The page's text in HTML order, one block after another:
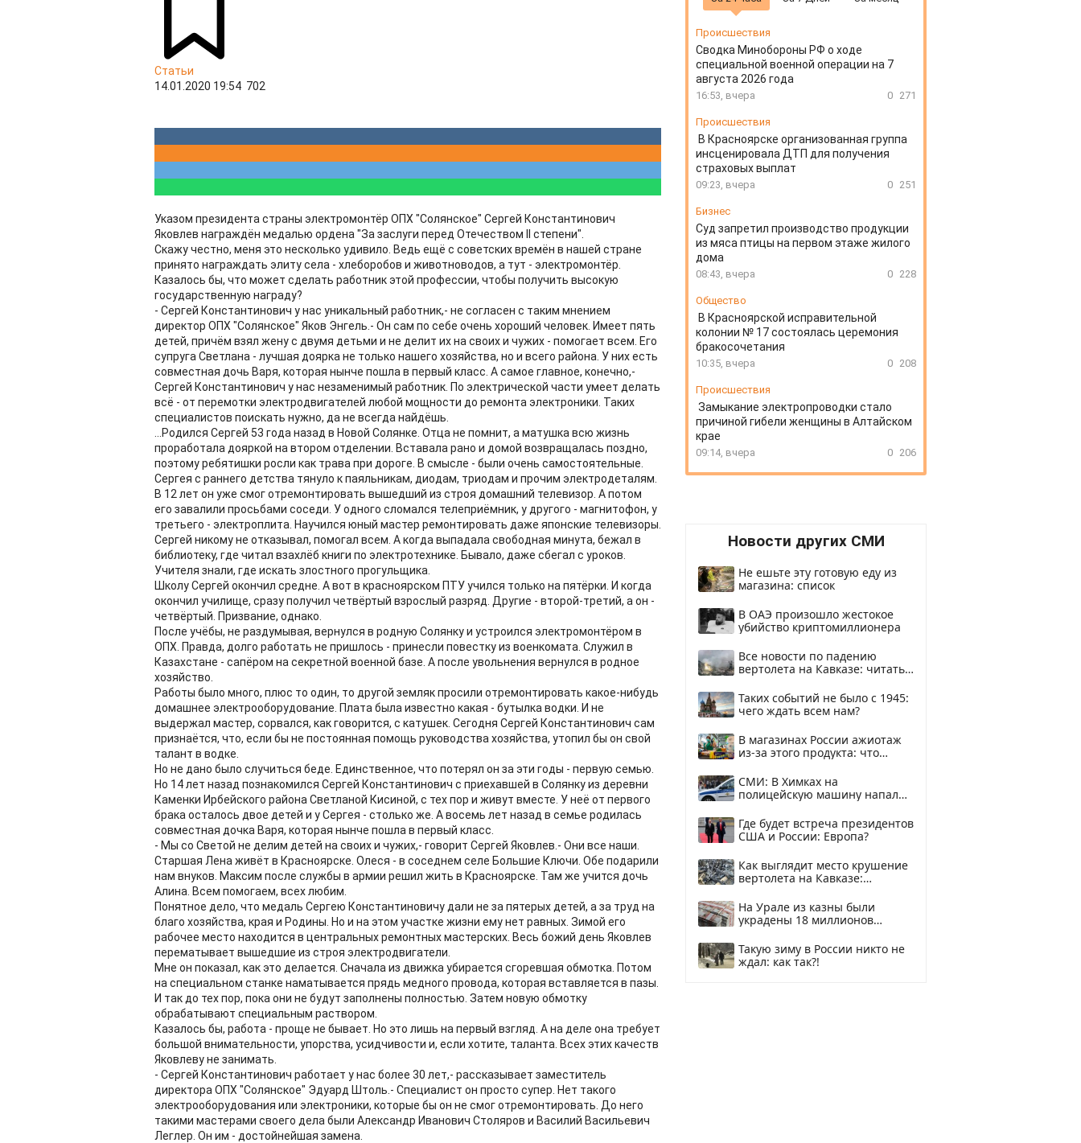
Статьи
14.01.2020 19:54 702
Указом президента страны электромонтёр ОПХ "Солянское" Сергей Константинович
Яковлев награждён медалью ордена "За заслуги перед Отечеством II степени".
Скажу честно, меня это несколько удивило. Ведь ещё с советских времён в нашей стране
принято награждать элиту села - хлеборобов и животноводов, а тут - электромонтёр.
Казалось бы, что может сделать работник этой профессии, чтобы получить высокую
государственную награду?
- Сергей Константинович у нас уникальный работник,- не согласен с таким мнением
директор ОПХ "Солянское" Яков Энгель.- Он сам по себе очень хороший человек. Имеет пять
детей, причём взял жену с двумя детьми и не делит их на своих и чужих - помогает всем. Его
супруга Светлана - лучшая доярка не только нашего хозяйства, но и всего района. У них есть
совместная дочь Варя, которая нынче пошла в первый класс. А самое главное, конечно,-
Сергей Константинович у нас незаменимый работник. По электрической части умеет делать
всё - от перемотки электродвигателей любой мощности до ремонта электроники. Таких
специалистов поискать нужно, да не всегда найдёшь.
...Родился Сергей 53 года назад в Новой Солянке. Отца не помнит, а матушка всю жизнь
проработала дояркой на втором отделении. Вставала рано и домой возвращалась поздно,
поэтому ребятишки росли как трава при дороге. В смысле - были очень самостоятельные.
Сергея с раннего детства тянуло к паяльникам, диодам, триодам и прочим электродеталям.
В 12 лет он уже смог отремонтировать вышедший из строя домашний телевизор. А потом
его завалили просьбами соседи. У одного сломался телеприёмник, у другого - магнитофон, у
третьего - электроплита. Научился юный мастер ремонтировать даже японские телевизоры.
Сергей никому не отказывал, помогал всем. А когда выпадала свободная минута, бежал в
библиотеку, где читал взахлёб книги по электротехнике. Бывало, даже сбегал с уроков.
Учителя знали, где искать злостного прогульщика.
Школу Сергей окончил средне. А вот в красноярском ПТУ учился только на пятёрки. И когда
окончил училище, сразу получил четвёртый взрослый разряд. Другие - второй-третий, а он -
четвёртый. Призвание, однако.
После учёбы, не раздумывая, вернулся в родную Солянку и устроился электромонтёром в
ОПХ. Правда, долго работать не пришлось - принесли повестку из военкомата. Служил в
Казахстане - сапёром на секретной военной базе. А после увольнения вернулся в родное
хозяйство.
Работы было много, плюс то один, то другой земляк просили отремонтировать какое-нибудь
домашнее электрооборудование. Плата была известно какая - бутылка водки. И не
выдержал мастер, сорвался, как говорится, с катушек. Сегодня Сергей Константинович сам
признаётся, что, если бы не постоянная помощь руководства хозяйства, утопил бы он свой
талант в водке.
Но не дано было случиться беде. Единственное, что потерял он за эти годы - первую семью.
Но 14 лет назад познакомился Сергей Константинович с приехавшей в Солянку из деревни
Каменки Ирбейского района Светланой Кисиной, с тех пор и живут вместе. У неё от первого
брака осталось двое детей и у Сергея - столько же. А восемь лет назад в семье родилась
совместная дочка Варя, которая нынче пошла в первый класс.
- Мы со Светой не делим детей на своих и чужих,- говорит Сергей Яковлев.- Они все наши.
Старшая Лена живёт в Красноярске. Олеся - в соседнем селе Большие Ключи. Обе подарили
нам внуков. Максим после службы в армии решил жить в Красноярске. Там же учится дочь
Алина. Всем помогаем, всех любим.
Понятное дело, что медаль Сергею Константиновичу дали не за пятерых детей, а за труд на
благо хозяйства, края и Родины. Но и на этом участке жизни ему нет равных. Зимой его
рабочее место находится в центральных ремонтных мастерских. Весь божий день Яковлев
перематывает вышедшие из строя электродвигатели.
Мне он показал, как это делается. Сначала из движка убирается сгоревшая обмотка. Потом
на специальном станке наматывается прядь медного провода, которая вставляется в пазы.
И так до тех пор, пока они не будут заполнены полностью. Затем новую обмотку
обрабатывают специальным раствором.
Казалось бы, работа - проще не бывает. Но это лишь на первый взгляд. А на деле она требует
большой внимательности, упорства, усидчивости и, если хотите, таланта. Всех этих качеств
Яковлеву не занимать.
- Сергей Константинович работает у нас более 30 лет,- рассказывает заместитель
директора ОПХ "Солянское" Эдуард Штоль.- Специалист он просто супер. Нет такого
электрооборудования или электроники, которые бы он не смог отремонтировать. До него
такими мастерами своего дела были Александр Иванович Столяров и Василий Васильевич
Леглер. Он им - достойнейшая замена.
Происшествия
Сводка Минобороны РФ о ходе
специальной военной операции на 7
августа 2026 года
16:53, вчера 0 271
Происшествия
В Красноярске организованная группа
инсценировала ДТП для получения
страховых выплат
09:23, вчера 0 251
Бизнес
Суд запретил производство продукции
из мяса птицы на первом этаже жилого
дома
08:43, вчера 0 228
Общество
В Красноярской исправительной
колонии № 17 состоялась церемония
бракосочетания
10:35, вчера 0 208
Происшествия
Замыкание электропроводки стало
причиной гибели женщины в Алтайском
крае
09:14, вчера 0 206
Новости других СМИ
Не ешьте эту готовую еду из
магазина: список
В ОАЭ произошло жестокое
убийство криптомиллионера
Все новости по падению
вертолета на Кавказе: читать
Таких событий не было с 1945:
чего ждать всем нам?
В магазинах России ажиотаж
из-за этого продукта: что
СМИ: В Химках на
полицейскую машину напали
Где будет встреча президентов
США и России: Европа?
Как выглядит место крушение
вертолета на Кавказе:
На Урале из казны были
украдены 18 миллионов
Такую зиму в России никто не
ждал: как так?!